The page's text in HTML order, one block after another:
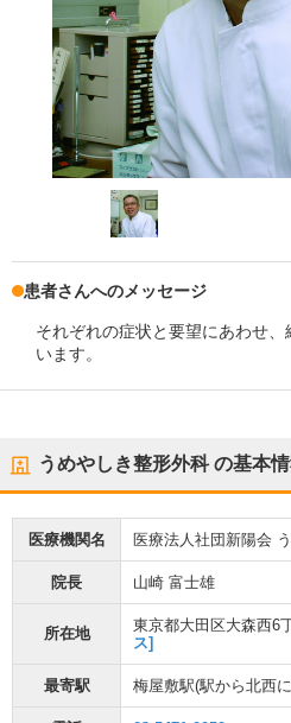
患者さんへのメッセージ
それぞれの症状と要望にあわせ
います。
うめやしき整形外科の基本
医療機関名 医療法人社団新陽会
院長 山崎 富士雄
所在地 東京都大田区大森西6
ス]
最寄駅 梅屋敷駅(駅から北西